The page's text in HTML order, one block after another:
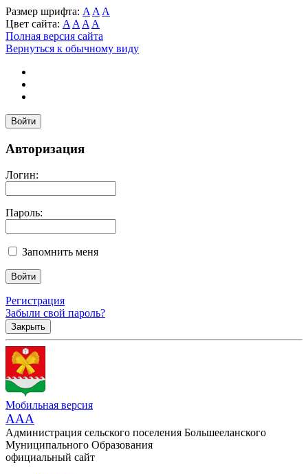
Размер шрифта: A A A
Цвет сайта: A A A A
Полная версия сайта
Вернуться к обычному виду
Войти
Авторизация
Логин:
Пароль:
Запомнить меня
Регистрация
Забыли свой пароль?
Закрыть
Мобильная версия
AAA
Администрация сельского поселения Большееланского
Муниципального Образования
официальный сайт